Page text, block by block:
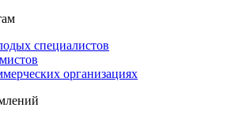
специалистов
организациях